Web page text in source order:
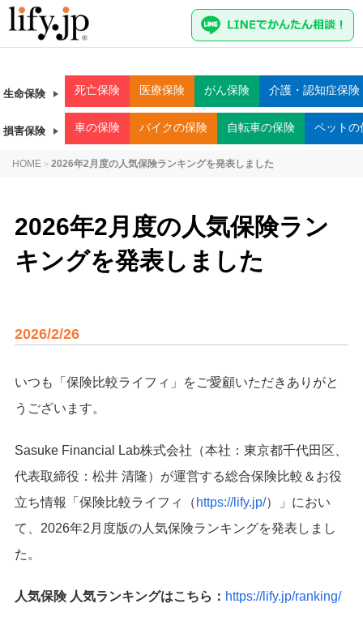
生命保険 死亡保険 医療保険 がん保険 介護・認知症保険
損害保険 車の保険 バイクの保険 自転車の保険 ペットの
HOME > 2026年2月度の人気保険ランキングを発表しました
2026年2月度の人気保険ラン
キングを発表しました
2026/2/26
いつも「保険比較ライフィ」をご愛顧いただきありがと
うございます。
Sasuke Financial Lab株式会社（本社：東京都千代田区、
代表取締役：松井 清隆）が運営する総合保険比較＆お役
立ち情報「保険比較ライフィ（ https://lify.jp/）」におい
て、2026年2月度版の人気保険ランキングを発表しまし
た。
人気保険 人気ランキングはこちら： https://lify.jp/ranking/